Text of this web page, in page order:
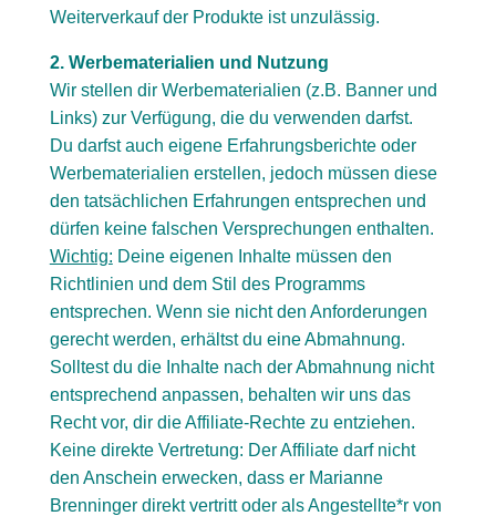
Weiterverkauf der Produkte ist unzulässig.
2. Werbematerialien und Nutzung
Wir stellen dir Werbematerialien (z.B. Banner und
Links) zur Verfügung, die du verwenden darfst.
Du darfst auch eigene Erfahrungsberichte oder
Werbematerialien erstellen, jedoch müssen diese
den tatsächlichen Erfahrungen entsprechen und
dürfen keine falschen Versprechungen enthalten.
Wichtig: Deine eigenen Inhalte müssen den
Richtlinien und dem Stil des Programms
entsprechen. Wenn sie nicht den Anforderungen
gerecht werden, erhältst du eine Abmahnung.
Solltest du die Inhalte nach der Abmahnung nicht
entsprechend anpassen, behalten wir uns das
Recht vor, dir die Affiliate-Rechte zu entziehen.
Keine direkte Vertretung: Der Affiliate darf nicht
den Anschein erwecken, dass er Marianne
Brenninger direkt vertritt oder als Angestellte*r von